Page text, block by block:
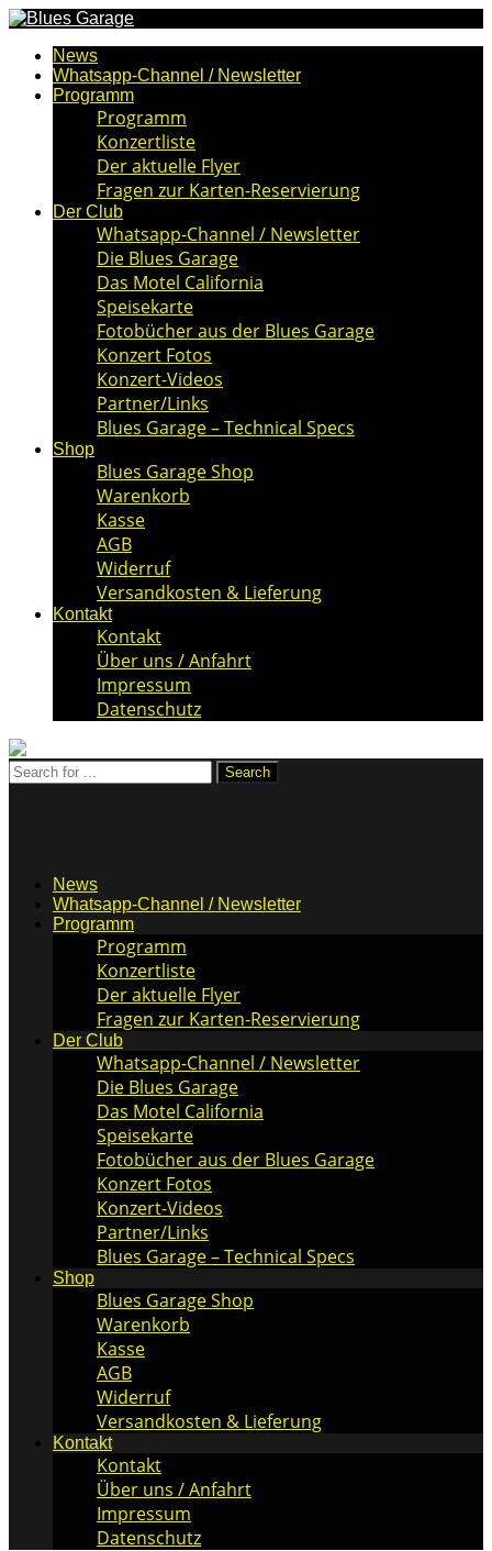
News
Whatsapp-Channel / Newsletter
Programm
Programm
Konzertliste
Der aktuelle Flyer
Fragen zur Karten-Reservierung
Der Club
Whatsapp-Channel / Newsletter
Die Blues Garage
Das Motel California
Speisekarte
Fotobücher aus der Blues Garage
Konzert Fotos
Konzert-Videos
Partner/Links
Blues Garage – Technical Specs
Shop
Blues Garage Shop
Warenkorb
Kasse
AGB
Widerruf
Versandkosten & Lieferung
Kontakt
Kontakt
Über uns / Anfahrt
Impressum
Datenschutz
News
Whatsapp-Channel / Newsletter
Programm
Programm
Konzertliste
Der aktuelle Flyer
Fragen zur Karten-Reservierung
Der Club
Whatsapp-Channel / Newsletter
Die Blues Garage
Das Motel California
Speisekarte
Fotobücher aus der Blues Garage
Konzert Fotos
Konzert-Videos
Partner/Links
Blues Garage – Technical Specs
Shop
Blues Garage Shop
Warenkorb
Kasse
AGB
Widerruf
Versandkosten & Lieferung
Kontakt
Kontakt
Über uns / Anfahrt
Impressum
Datenschutz